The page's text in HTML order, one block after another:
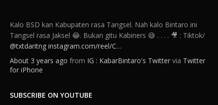
@txtdaritng⁩instagram.com/reel/C…
About 3 years agofromIG : KabarBintaro's Twitter via Twitter
for iPhone
SUBSCRIBE ON YOUTUBE